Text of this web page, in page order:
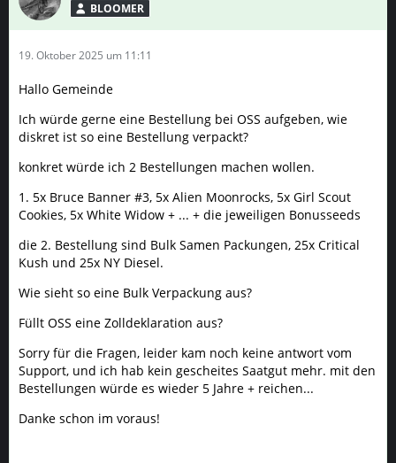
BLOOMER
19. Oktober 2025 um 11:11
Hallo Gemeinde
Ich würde gerne eine Bestellung bei OSS aufgeben, wie
diskret ist so eine Bestellung verpackt?
konkret würde ich 2 Bestellungen machen wollen.
1. 5x Bruce Banner #3, 5x Alien Moonrocks, 5x Girl Scout
Cookies, 5x White Widow + ... + die jeweiligen Bonusseeds
die 2. Bestellung sind Bulk Samen Packungen, 25x Critical
Kush und 25x NY Diesel.
Wie sieht so eine Bulk Verpackung aus?
Füllt OSS eine Zolldeklaration aus?
Sorry für die Fragen, leider kam noch keine antwort vom
Support, und ich hab kein gescheites Saatgut mehr. mit den
Bestellungen würde es wieder 5 Jahre + reichen...
Danke schon im voraus!